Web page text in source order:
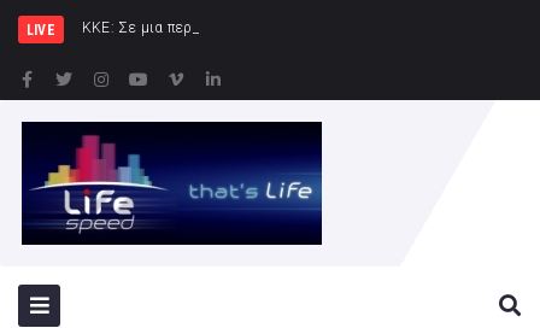
LIVE ΚΚΕ: Σε μια περιοχή που ήδη φλέγεται